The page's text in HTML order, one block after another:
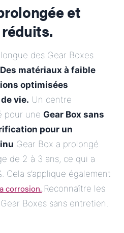
et
des Gear Boxes
Des matériaux à faible
optimisées
vie. Un centre
pour une Gear Box sans
pour un
Gear Box a prolongé
de 2 à 3 ans, ce qui a
Cela s’applique également
corrosion..Reconnaître les
Boxes sans entretien.